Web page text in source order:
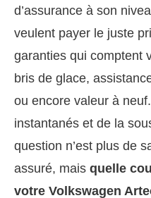
d’assurance à son
veulent payer le juste
garanties qui comptent
bris de glace,
ou encore valeur à
instantanés et de la
question n’est plus de
assuré, mais quelle
votre Volkswagen